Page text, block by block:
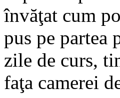
învăţat cum
pus pe partea
zile de curs,
faţa camerei